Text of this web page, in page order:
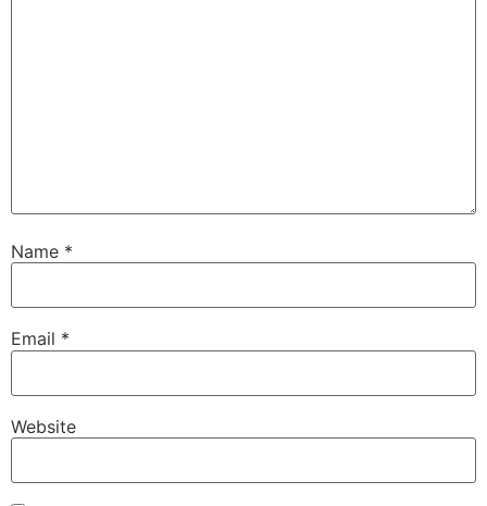
Name *
Email *
Website